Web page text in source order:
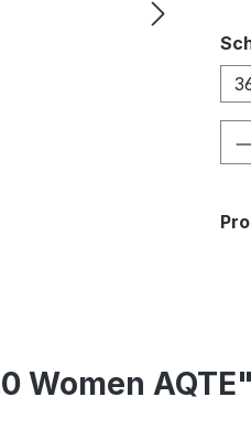
Women AQTE"